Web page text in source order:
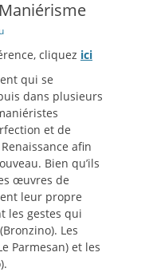
cliquez ici
qui se
dans plusieurs
et de
afin
Bien qu’ils
œuvres de
leur propre
les gestes qui
Les
Parmesan) et les